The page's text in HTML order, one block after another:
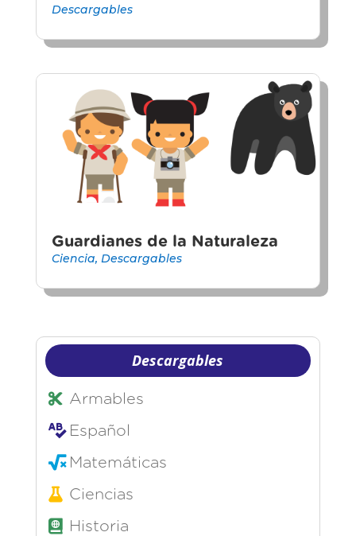
Descargables
Guardianes de la Naturaleza
Ciencia, Descargables
Descargables
Armables
Español
Matemáticas
Ciencias
Historia